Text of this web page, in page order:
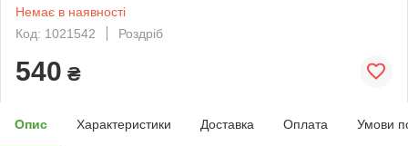
Немає в наявності
Код: 1021542
Роздріб
540 ₴
Опис Характеристики Доставка Оплата Умови